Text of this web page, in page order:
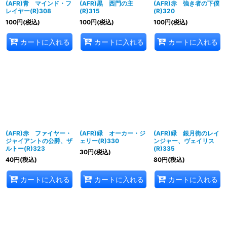
(AFR)青 マインド・フ
レイヤー(R)308
100円(税込)
カートに入れる
(AFR)黒 西門の主
(R)315
100円(税込)
カートに入れる
(AFR)赤 強き者の下僕
(R)320
100円(税込)
カートに入れる
(AFR)赤 ファイヤー・
ジャイアントの公爵、ザ
ルトー(R)323
40円(税込)
カートに入れる
(AFR)緑 オーカー・ジ
ェリー(R)330
30円(税込)
カートに入れる
(AFR)緑 銀月街のレイ
ンジャー、ヴェイリス
(R)335
80円(税込)
カートに入れる